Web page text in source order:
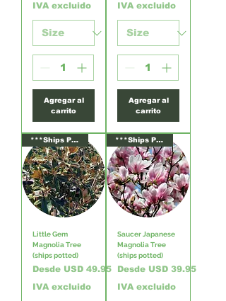
IVA excluido
Agregar al
carrito
IVA excluido
Agregar al
carrito
***Ships Potted***
Little Gem
Magnolia Tree
(ships potted)
Desde USD 49.95
Precio de oferta
IVA excluido
***Ships Potted***
Saucer Japanese
Magnolia Tree
(ships potted)
Desde USD 39.95
Precio de oferta
IVA excluido